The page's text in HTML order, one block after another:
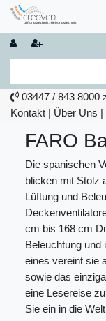
03447 / 843 8000
Kontakt | Über Uns |
FARO
Die spanischen
blicken mit Stolz
Lüftung und
cm bis 168 cm
Beleuchtung und
eines vereint sie
sowie das
eine Lesereise
Sie ein in die